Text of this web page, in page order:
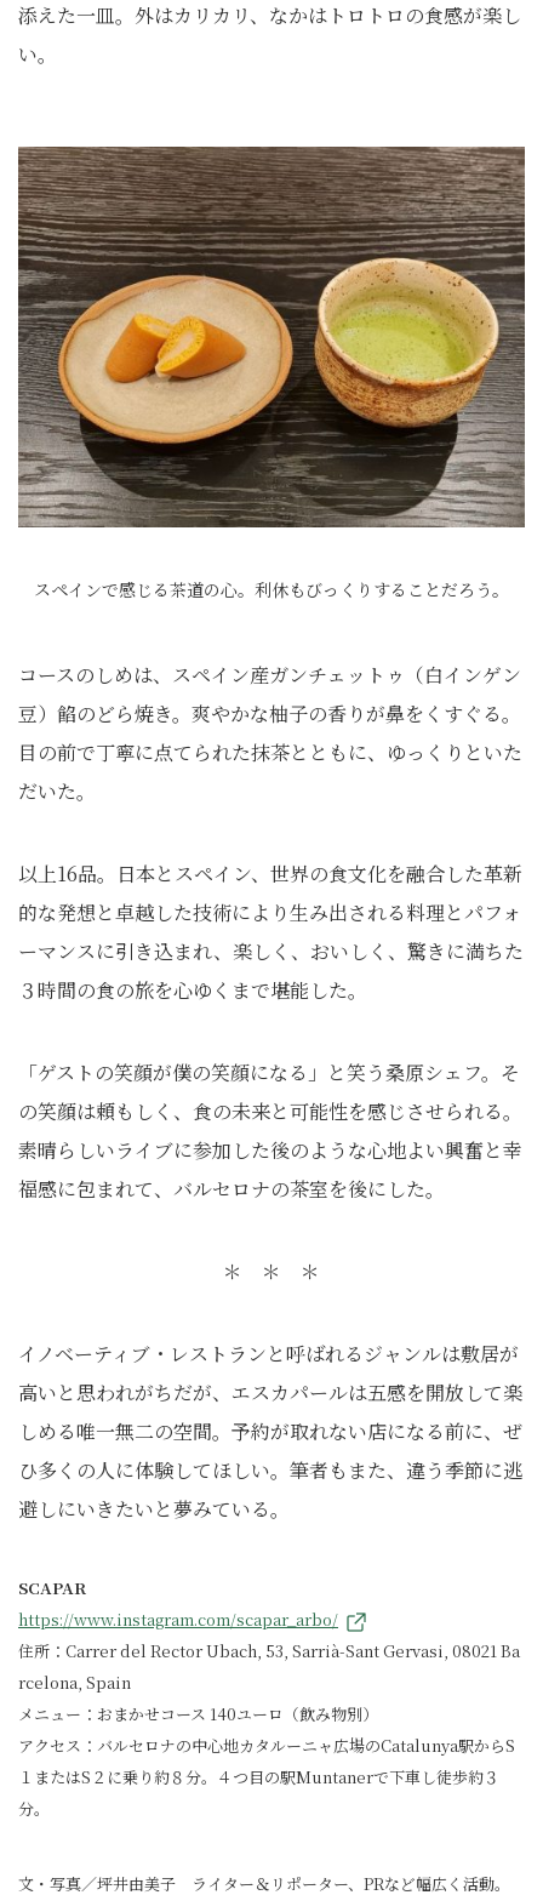
添えた一皿。外はカリカリ、なかはトロトロの食感が楽し
い。
スペインで感じる茶道の心。利休もびっくりすることだろう。
コースのしめは、スペイン産ガンチェットゥ（白インゲン
豆）餡のどら焼き。爽やかな柚子の香りが鼻をくすぐる。
目の前で丁寧に点てられた抹茶とともに、ゆっくりといた
だいた。
以上16品。日本とスペイン、世界の食文化を融合した革新
的な発想と卓越した技術により生み出される料理とパフォ
ーマンスに引き込まれ、楽しく、おいしく、驚きに満ちた
３時間の食の旅を心ゆくまで堪能した。
「ゲストの笑顔が僕の笑顔になる」と笑う桑原シェフ。そ
の笑顔は頼もしく、食の未来と可能性を感じさせられる。
素晴らしいライブに参加した後のような心地よい興奮と幸
福感に包まれて、バルセロナの茶室を後にした。
＊ ＊ ＊
イノベーティブ・レストランと呼ばれるジャンルは敷居が
高いと思われがちだが、エスカパールは五感を開放して楽
しめる唯一無二の空間。予約が取れない店になる前に、ぜ
ひ多くの人に体験してほしい。筆者もまた、違う季節に逃
避しにいきたいと夢みている。
SCAPAR
https://www.instagram.com/scapar_arbo/
住所：Carrer del Rector Ubach, 53, Sarrià-Sant Gervasi, 08021 Ba
rcelona, Spain
メニュー：おまかせコース 140ユーロ（飲み物別）
アクセス：バルセロナの中心地カタルーニャ広場のCatalunya駅からS
１またはS２に乗り約８分。４つ目の駅Muntanerで下車し徒歩約３
分。
文・写真／坪井由美子 ライター＆リポーター、PRなど幅広く活動。